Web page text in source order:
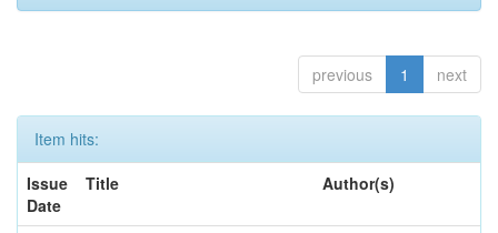
previous 1 next
Item hits:
Issue
Date
Title Author(s)